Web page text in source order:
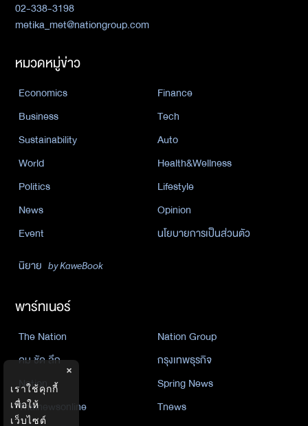
02-338-3198
metika_met@nationgroup.com
หมวดหมู่ข่าว
Economics
Finance
Business
Tech
Sustainability
Auto
World
Health&Wellness
Politics
Lifestyle
News
Opinion
Event
นโยบายการเป็นส่วนตัว
นิยาย by KaweBook
พาร์ทเนอร์
The Nation
Nation Group
คม ชัด ลึก
กรุงเทพธุรกิจ
Nation
Spring News
Thainewsonline
Tnews
×
เราใช้คุกกี้
เพื่อให้
เว็บไซต์